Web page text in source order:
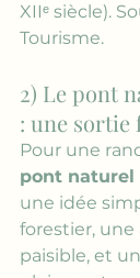
XIIᵉ siècle).
Tourisme.
2) Le pont
: une sortie
Pour une
pont naturel
une idée
forestier,
paisible, et